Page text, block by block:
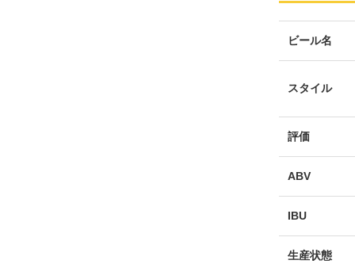
ビール名
スタイル
評価
ABV
IBU
生産状態